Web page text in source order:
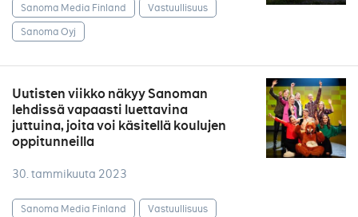
Sanoma Media Finland
Vastuullisuus
Sanoma Oyj
Uutisten viikko näkyy Sanoman
lehdissä vapaasti luettavina
juttuina, joita voi käsitellä koulujen
oppitunneilla
30. tammikuuta 2023
Sanoma Media Finland Vastuullisuus